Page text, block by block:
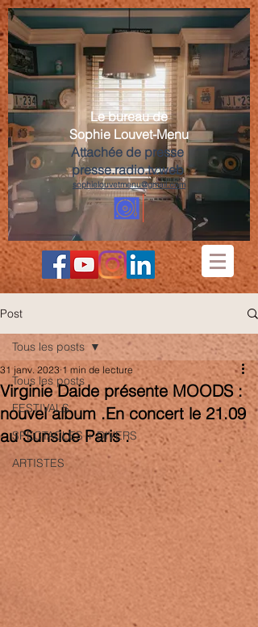
Le bureau de
Sophie Louvet-Menu
Attachée de presse
presse.radio.tv.web
sophielouvetmenu@gmail.com
Post
Tous les posts
FESTIVALS
SPECTACLES + DIVERS
ARTISTES
Tous les posts
Virginie Daide présente MOODS :
nouvel album .En concert le 21.09
au Sunside Paris .
31 janv. 2023 1 min de lecture